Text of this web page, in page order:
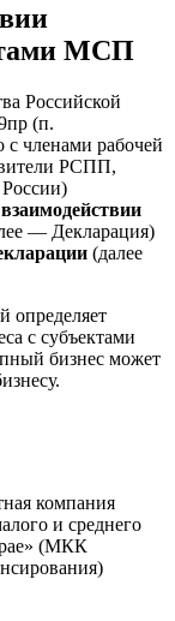
МСП
Российской
(п.
с членами рабочей
РСПП,
— Декларация)
(далее
определяет
с субъектами
бизнес может
компания
и среднего
(МКК